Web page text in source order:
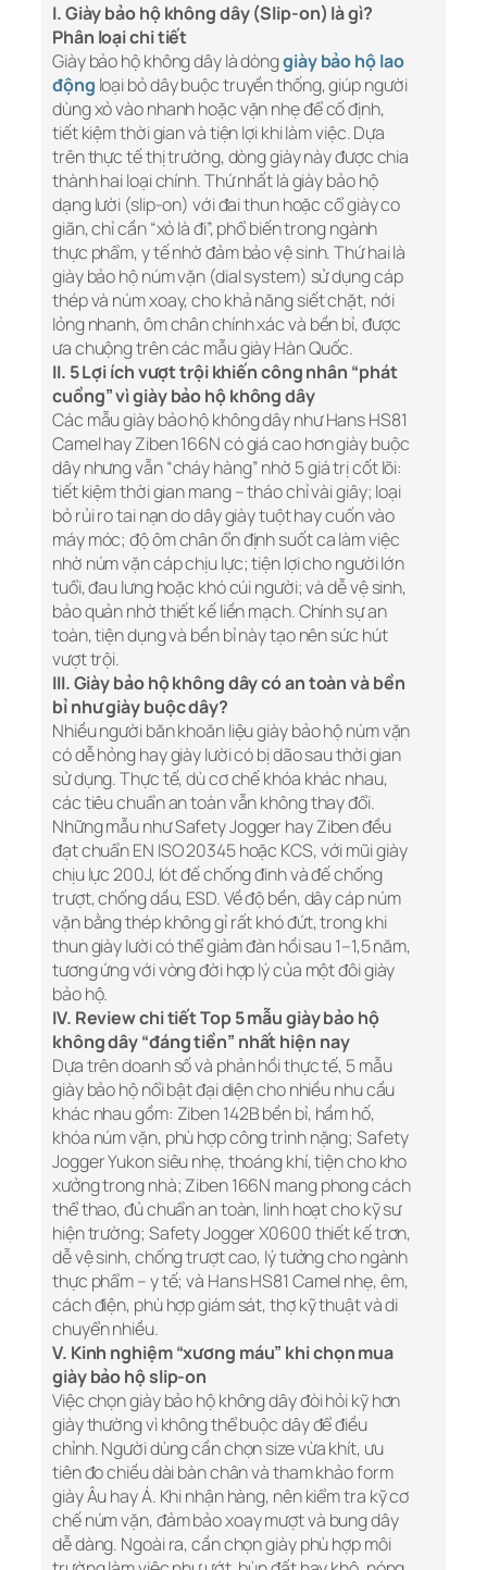
I. Giày bảo hộ không dây (Slip-on) là gì?
Phân loại chi tiết
Giày bảo hộ không dây là dònggiày bảo hộ lao
động loại bỏ dây buộc truyền thống, giúp người
dùng xỏ vào nhanh hoặc vặn nhẹ để cố định,
tiết kiệm thời gian và tiện lợi khi làm việc. Dựa
trên thực tế thị trường, dòng giày này được chia
thành hai loại chính. Thứ nhất là giày bảo hộ
dạng lười (slip-on) với đai thun hoặc cổ giày co
giãn, chỉ cần “xỏ là đi”, phổ biến trong ngành
thực phẩm, y tế nhờ đảm bảo vệ sinh. Thứ hai là
giày bảo hộ núm vặn (dial system) sử dụng cáp
thép và núm xoay, cho khả năng siết chặt, nới
lỏng nhanh, ôm chân chính xác và bền bỉ, được
ưa chuộng trên các mẫu giày Hàn Quốc.
II. 5 Lợi ích vượt trội khiến công nhân “phát
cuồng” vì giày bảo hộ không dây
Các mẫu giày bảo hộ không dây như Hans HS81
Camel hay Ziben 166N có giá cao hơn giày buộc
dây nhưng vẫn “cháy hàng” nhờ 5 giá trị cốt lõi:
tiết kiệm thời gian mang – tháo chỉ vài giây; loại
bỏ rủi ro tai nạn do dây giày tuột hay cuốn vào
máy móc; độ ôm chân ổn định suốt ca làm việc
nhờ núm vặn cáp chịu lực; tiện lợi cho người lớn
tuổi, đau lưng hoặc khó cúi người; và dễ vệ sinh,
bảo quản nhờ thiết kế liền mạch. Chính sự an
toàn, tiện dụng và bền bỉ này tạo nên sức hút
vượt trội.
III. Giày bảo hộ không dây có an toàn và bền
bỉ như giày buộc dây?
Nhiều người băn khoăn liệu giày bảo hộ núm vặn
có dễ hỏng hay giày lười có bị dão sau thời gian
sử dụng. Thực tế, dù cơ chế khóa khác nhau,
các tiêu chuẩn an toàn vẫn không thay đổi.
Những mẫu như Safety Jogger hay Ziben đều
đạt chuẩn EN ISO 20345 hoặc KCS, với mũi giày
chịu lực 200J, lót đế chống đinh và đế chống
trượt, chống dầu, ESD. Về độ bền, dây cáp núm
vặn bằng thép không gỉ rất khó đứt, trong khi
thun giày lười có thể giảm đàn hồi sau 1–1,5 năm,
tương ứng với vòng đời hợp lý của một đôi giày
bảo hộ.
IV. Review chi tiết Top 5 mẫu giày bảo hộ
không dây “đáng tiền” nhất hiện nay
Dựa trên doanh số và phản hồi thực tế, 5 mẫu
giày bảo hộ nổi bật đại diện cho nhiều nhu cầu
khác nhau gồm: Ziben 142B bền bỉ, hầm hố,
khóa núm vặn, phù hợp công trình nặng; Safety
Jogger Yukon siêu nhẹ, thoáng khí, tiện cho kho
xưởng trong nhà; Ziben 166N mang phong cách
thể thao, đủ chuẩn an toàn, linh hoạt cho kỹ sư
hiện trường; Safety Jogger X0600 thiết kế trơn,
dễ vệ sinh, chống trượt cao, lý tưởng cho ngành
thực phẩm – y tế; và Hans HS81 Camel nhẹ, êm,
cách điện, phù hợp giám sát, thợ kỹ thuật và di
chuyển nhiều.
V. Kinh nghiệm “xương máu” khi chọn mua
giày bảo hộ slip-on
Việc chọn giày bảo hộ không dây đòi hỏi kỹ hơn
giày thường vì không thể buộc dây để điều
chỉnh. Người dùng cần chọn size vừa khít, ưu
tiên đo chiều dài bàn chân và tham khảo form
giày Âu hay Á. Khi nhận hàng, nên kiểm tra kỹ cơ
chế núm vặn, đảm bảo xoay mượt và bung dây
dễ dàng. Ngoài ra, cần chọn giày phù hợp môi